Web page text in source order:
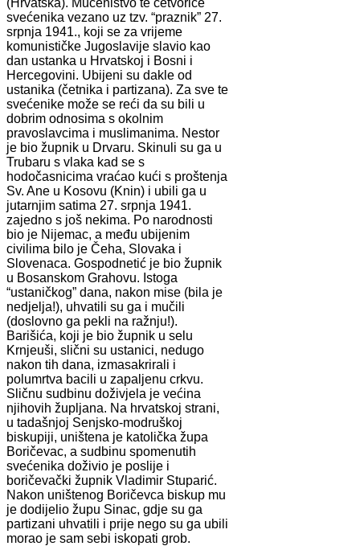
svećenika vezano uz tzv. “praznik” 27.
srpnja 1941., koji se za vrijeme
komunističke Jugoslavije slavio kao
dan ustanka u Hrvatskoj i Bosni i
Hercegovini. Ubijeni su dakle od
ustanika (četnika i partizana). Za sve te
svećenike može se reći da su bili u
dobrim odnosima s okolnim
pravoslavcima i muslimanima. Nestor
je bio župnik u Drvaru. Skinuli su ga u
Trubaru s vlaka kad se s
hodočasnicima vraćao kući s proštenja
Sv. Ane u Kosovu (Knin) i ubili ga u
jutarnjim satima 27. srpnja 1941.
zajedno s još nekima. Po narodnosti
bio je Nijemac, a među ubijenim
civilima bilo je Čeha, Slovaka i
Slovenaca. Gospodnetić je bio župnik
u Bosanskom Grahovu. Istoga
“ustaničkog” dana, nakon mise (bila je
nedjelja!), uhvatili su ga i mučili
(doslovno ga pekli na ražnju!).
Barišića, koji je bio župnik u selu
Krnjeuši, slični su ustanici, nedugo
nakon tih dana, izmasakrirali i
polumrtva bacili u zapaljenu crkvu.
Sličnu sudbinu doživjela je većina
njihovih župljana. Na hrvatskoj strani,
u tadašnjoj Senjsko-modruškoj
biskupiji, uništena je katolička župa
Boričevac, a sudbinu spomenutih
svećenika doživio je poslije i
boričevački župnik Vladimir Stuparić.
Nakon uništenog Boričevca biskup mu
je dodijelio župu Sinac, gdje su ga
partizani uhvatili i prije nego su ga ubili
morao je sam sebi iskopati grob.